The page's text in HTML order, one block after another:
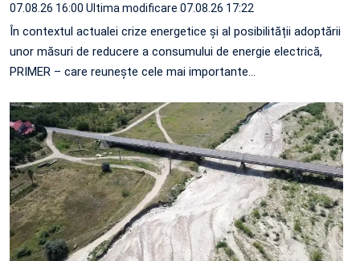
07.08.26 16:00 Ultima modificare 07.08.26 17:22
În contextul actualei crize energetice și al posibilității adoptării
unor măsuri de reducere a consumului de energie electrică,
PRIMER – care reuneşte cele mai importante…